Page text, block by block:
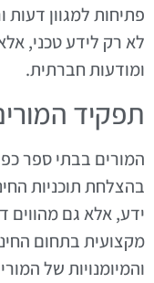
פתיחות למגוון דעות
לא רק לידע טכני,
ומודעות חברתית.
תפקיד
המורים בבתי ספר
בהצלחת תוכניות
ידע, אלא גם מהווים
מקצועית בתחום
והמיומנויות של